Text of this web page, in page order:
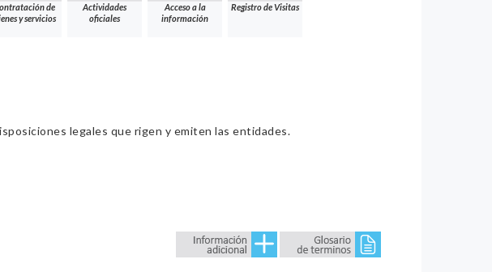
de
y servicios
Actividades
oficiales
Acceso a la
información
Registro de Visitas
legales que rigen y emiten las entidades.